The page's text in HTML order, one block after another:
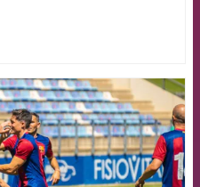
FCB Barcelona badge